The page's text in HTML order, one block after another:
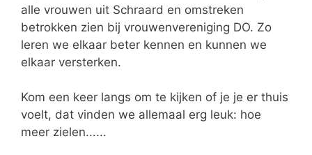
alle vrouwen uit Schraard en omstreken
betrokken zien bij vrouwenvereniging DO. Zo
leren we elkaar beter kennen en kunnen we
elkaar versterken.
Kom een keer langs om te kijken of je je er thuis
voelt, dat vinden we allemaal erg leuk: hoe
meer zielen......